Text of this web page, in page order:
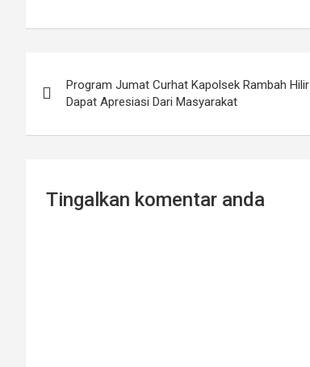
navigation
Program Jumat Curhat Kapolsek Rambah Hilir
Dapat Apresiasi Dari Masyarakat
Tingalkan komentar anda